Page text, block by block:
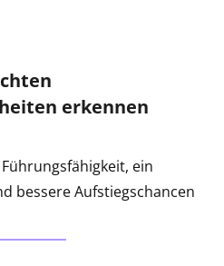
erkennen
ein
bessere Aufstiegschancen